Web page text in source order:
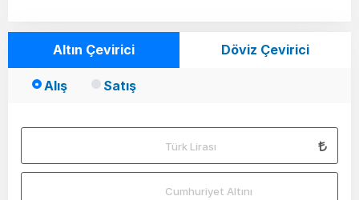
Altın Çevirici Döviz Çevirici
Alış Satış
Türk Lirası
Cumhuriyet Altını